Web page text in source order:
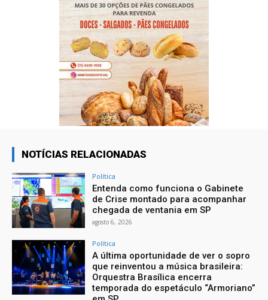
NOTÍCIAS RELACIONADAS
Política
Entenda como funciona o Gabinete
de Crise montado para acompanhar
chegada de ventania em SP
agosto 6, 2026
Política
A última oportunidade de ver o sopro
que reinventou a música brasileira:
Orquestra Brasílica encerra
temporada do espetáculo “Armoriano”